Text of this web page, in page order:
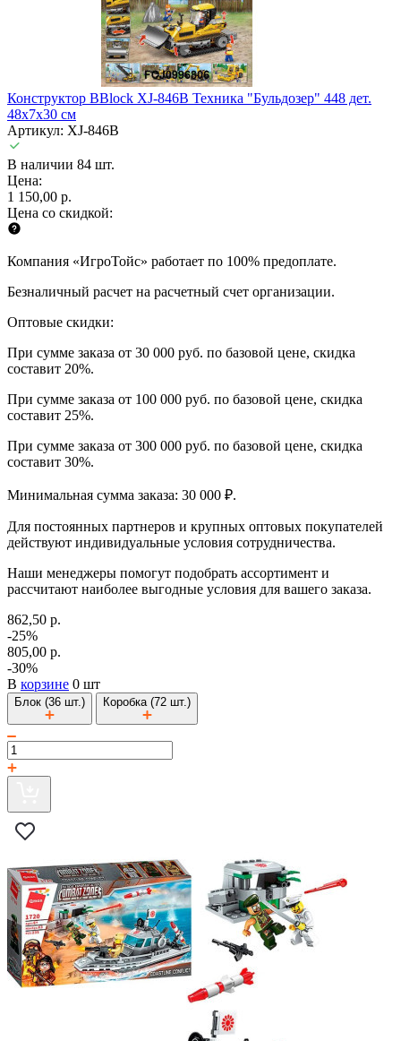
Конструктор BBlock XJ-846B Техника "Бульдозер" 448 дет.
48х7х30 см
Артикул: XJ-846B
В наличии 84 шт.
Цена:
1 150,00 р.
Цена со скидкой:
Компания «ИгроТойс» работает по 100% предоплате.
Безналичный расчет на расчетный счет организации.
Оптовые скидки:
При сумме заказа от 30 000 руб. по базовой цене, скидка
составит 20%.
При сумме заказа от 100 000 руб. по базовой цене, скидка
составит 25%.
При сумме заказа от 300 000 руб. по базовой цене, скидка
составит 30%.
Минимальная сумма заказа: 30 000 ₽.
Для постоянных партнеров и крупных оптовых покупателей
действуют индивидуальные условия сотрудничества.
Наши менеджеры помогут подобрать ассортимент и
рассчитают наиболее выгодные условия для вашего заказа.
862,50 р.
-25%
805,00 р.
-30%
В корзине 0 шт
Блок (36 шт.) Коробка (72 шт.)